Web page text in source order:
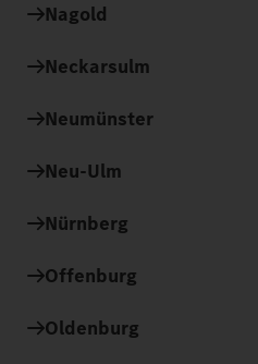
Nagold
Neckarsulm
Neumünster
Neu-Ulm
Nürnberg
Offenburg
Oldenburg